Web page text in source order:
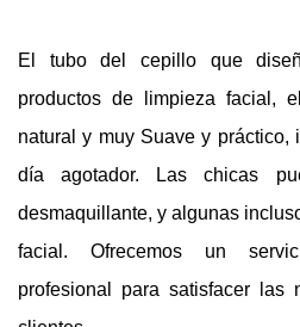
El tubo del cepillo que
productos de limpieza facial,
natural y muy Suave y práctico,
día agotador. Las chicas
desmaquillante, y algunas
facial. Ofrecemos un
profesional para satisfacer las